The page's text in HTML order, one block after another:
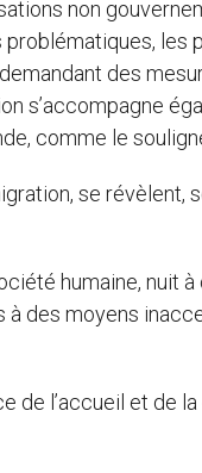
non
des
s’accompagne
comme le
se révèlent,
humaine, nuit à
à des moyens
de l’accueil et de